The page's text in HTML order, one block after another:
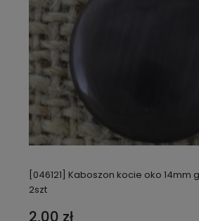
[046121] Kaboszon kocie oko
2szt
2,00 zł